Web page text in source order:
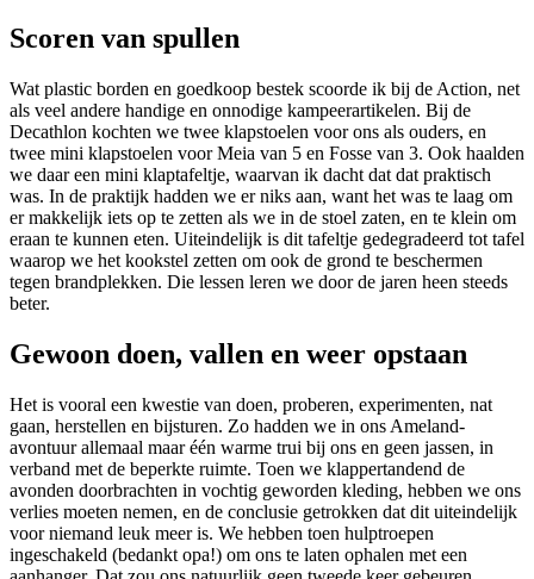
Scoren van spullen
Wat plastic borden en goedkoop bestek scoorde ik bij de Action, net
als veel andere handige en onnodige kampeerartikelen. Bij de
Decathlon kochten we twee klapstoelen voor ons als ouders, en
twee mini klapstoelen voor Meia van 5 en Fosse van 3. Ook haalden
we daar een mini klaptafeltje, waarvan ik dacht dat dat praktisch
was. In de praktijk hadden we er niks aan, want het was te laag om
er makkelijk iets op te zetten als we in de stoel zaten, en te klein om
eraan te kunnen eten. Uiteindelijk is dit tafeltje gedegradeerd tot tafel
waarop we het kookstel zetten om ook de grond te beschermen
tegen brandplekken. Die lessen leren we door de jaren heen steeds
beter.
Gewoon doen, vallen en weer opstaan
Het is vooral een kwestie van doen, proberen, experimenten, nat
gaan, herstellen en bijsturen. Zo hadden we in ons Ameland-
avontuur allemaal maar één warme trui bij ons en geen jassen, in
verband met de beperkte ruimte. Toen we klappertandend de
avonden doorbrachten in vochtig geworden kleding, hebben we ons
verlies moeten nemen, en de conclusie getrokken dat dit uiteindelijk
voor niemand leuk meer is. We hebben toen hulptroepen
ingeschakeld (bedankt opa!) om ons te laten ophalen met een